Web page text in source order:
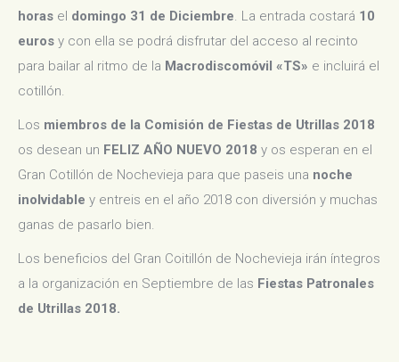
horas el domingo 31 de Diciembre. La entrada costará 10
euros y con ella se podrá disfrutar del acceso al recinto
para bailar al ritmo de la Macrodiscomóvil «TS» e incluirá el
cotillón.
Los miembros de la Comisión de Fiestas de Utrillas 2018
os desean un FELIZ AÑO NUEVO 2018 y os esperan en el
Gran Cotillón de Nochevieja para que paseis una noche
inolvidable y entreis en el año 2018 con diversión y muchas
ganas de pasarlo bien.
Los beneficios del Gran Coitillón de Nochevieja irán íntegros
a la organización en Septiembre de las Fiestas Patronales
de Utrillas 2018.